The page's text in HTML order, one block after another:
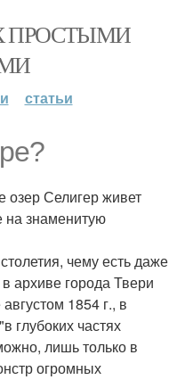
ПРОСТЫМИ
статьи
озер Селигер живет
на знаменитую
чему есть даже
архиве города Твери
1854 г., в
глубоких частях
лишь только в
огромных